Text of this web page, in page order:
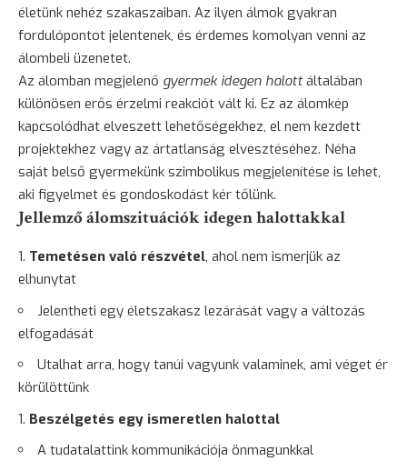
életünk nehéz szakaszaiban. Az ilyen álmok gyakran
fordulópontot jelentenek, és érdemes komolyan venni az
álombeli üzenetet.
Az álomban megjelenő gyermek idegen halottáltalában
különösen erős érzelmi reakciót vált ki. Ez az álomkép
kapcsolódhat elveszett lehetőségekhez, el nem kezdett
projektekhez vagy az ártatlanság elvesztéséhez. Néha
saját belső gyermekünk szimbolikus megjelenítése is lehet,
aki figyelmet és gondoskodást kér tőlünk.
Jellemző álomszituációk idegen halottakkal
Temetésen való részvétel, ahol nem ismerjük az
elhunytat
Jelentheti egy életszakasz lezárását vagy a változás
elfogadását
Utalhat arra, hogy tanúi vagyunk valaminek, ami véget ér
körülöttünk
Beszélgetés egy ismeretlen halottal
A tudatalattink kommunikációja önmagunkkal